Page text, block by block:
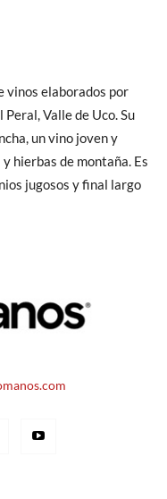
vinos elaborados por
Valle de Uco. Su
un vino joven y
hierbas de montaña. Es
jugosos y final largo